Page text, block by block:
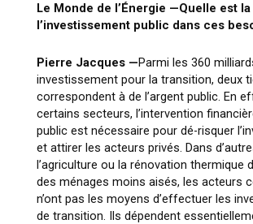
Le Monde de l’Énergie —Quelle est
l’investissement public dans ces
Pierre Jacques —Parmi les 360
investissement pour la transition, deux
correspondent à de l’argent public. En
certains secteurs, l’intervention
public est nécessaire pour dé-risquer
et attirer les acteurs privés. Dans
l’agriculture ou la rénovation thermique
des ménages moins aisés, les acteurs
n’ont pas les moyens d’effectuer les
de transition. Ils dépendent